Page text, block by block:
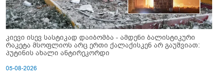
კიევი ისევ სასტიკად დაიბომბა - ამდენი ბალისტიკური
რაკეტა მსოფლიოს არც ერთი ქალაქისკენ არ გაუშვიათ:
პუტინის ახალი ანტირეკორდი
05-08-2026